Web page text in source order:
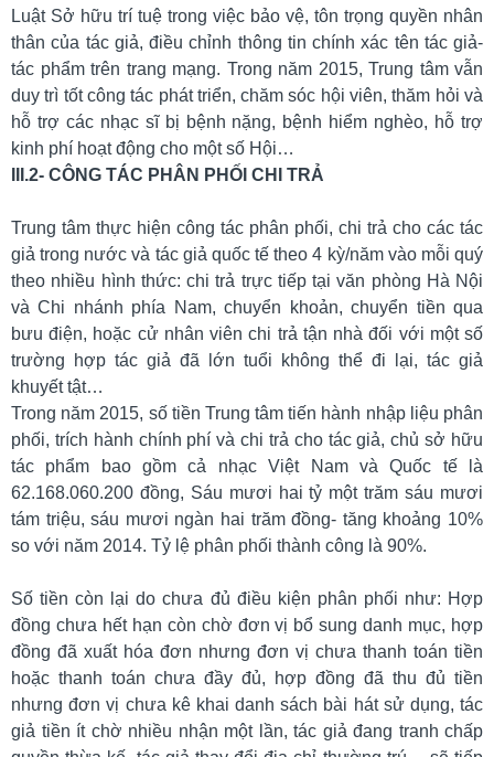
Luật Sở hữu trí tuệ trong việc bảo vệ, tôn trọng quyền nhân
thân của tác giả, điều chỉnh thông tin chính xác tên tác giả-
tác phẩm trên trang mạng. Trong năm 2015, Trung tâm vẫn
duy trì tốt công tác phát triển, chăm sóc hội viên, thăm hỏi và
hỗ trợ các nhạc sĩ bị bệnh nặng, bệnh hiểm nghèo, hỗ trợ
kinh phí hoạt động cho một số Hội…
III.2- CÔNG TÁC PHÂN PHỐI CHI TRẢ
Trung tâm thực hiện công tác phân phối, chi trả cho các tác
giả trong nước và tác giả quốc tế theo 4 kỳ/năm vào mỗi quý
theo nhiều hình thức: chi trả trực tiếp tại văn phòng Hà Nội
và Chi nhánh phía Nam, chuyển khoản, chuyển tiền qua
bưu điện, hoặc cử nhân viên chi trả tận nhà đối với một số
trường hợp tác giả đã lớn tuổi không thể đi lại, tác giả
khuyết tật…
Trong năm 2015, số tiền Trung tâm tiến hành nhập liệu phân
phối, trích hành chính phí và chi trả cho tác giả, chủ sở hữu
tác phẩm bao gồm cả nhạc Việt Nam và Quốc tế là
62.168.060.200 đồng, Sáu mươi hai tỷ một trăm sáu mươi
tám triệu, sáu mươi ngàn hai trăm đồng- tăng khoảng 10%
so với năm 2014. Tỷ lệ phân phối thành công là 90%.
Số tiền còn lại do chưa đủ điều kiện phân phối như: Hợp
đồng chưa hết hạn còn chờ đơn vị bổ sung danh mục, hợp
đồng đã xuất hóa đơn nhưng đơn vị chưa thanh toán tiền
hoặc thanh toán chưa đầy đủ, hợp đồng đã thu đủ tiền
nhưng đơn vị chưa kê khai danh sách bài hát sử dụng, tác
giả tiền ít chờ nhiều nhận một lần, tác giả đang tranh chấp
động
Tư
vấn
pháp
lý
Câu
hỏi
gặp
Văn
bản
pháp
luật
Luật
Việt
Nam
Luật
Quốc
tế
Nghị
định
tư